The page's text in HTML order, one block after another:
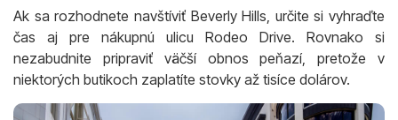
Ak sa rozhodnete navštíviť Beverly Hills, určite si vyhraďte
čas aj pre nákupnú ulicu Rodeo Drive. Rovnako si
nezabudnite pripraviť väčší obnos peňazí, pretože v
niektorých butikoch zaplatíte stovky až tisíce dolárov.